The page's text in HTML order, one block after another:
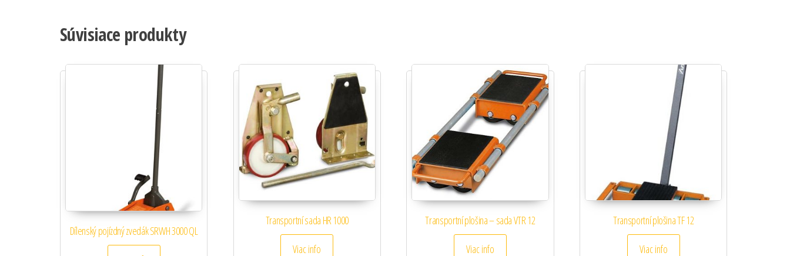
Súvisiace produkty
Dílenský pojízdný zvedák SRWH 3000 QL
Transportní sada HR 1000
Viac info
Transportní plošina – sada VTR 12
Viac info
Transportní plošina TF 12
Viac info